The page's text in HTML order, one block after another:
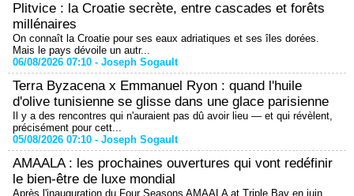
Plitvice : la Croatie secrète, entre cascades et forêts
millénaires
On connaît la Croatie pour ses eaux adriatiques et ses îles dorées.
Mais le pays dévoile un autr...
06/08/2026 07:10 - Joseph Sogault
Terra Byzacena x Emmanuel Ryon : quand l'huile
d'olive tunisienne se glisse dans une glace parisienne
Il y a des rencontres qui n'auraient pas dû avoir lieu — et qui révèlent,
précisément pour cett...
05/08/2026 07:10 - Joseph Sogault
AMAALA : les prochaines ouvertures qui vont redéfinir
le bien-être de luxe mondial
Après l'inauguration du Four Seasons AMAALA at Triple Bay en juin